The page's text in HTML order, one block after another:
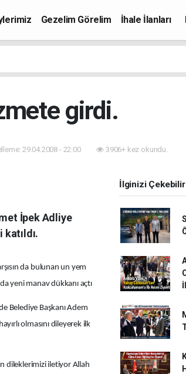
Gezelim Görelim
İhale İlanları
girdi.
29.04.2008 - 22:00 3906+ kez okundu.
İpek Adliye
katıldı.
da bulunan un yem
yeni manav dükkanı açtı
Belediye Başkanı Adem
olmasını dileyerek ilk
dileklerimizi iletiyor Allah
İlginizi Çekebilir